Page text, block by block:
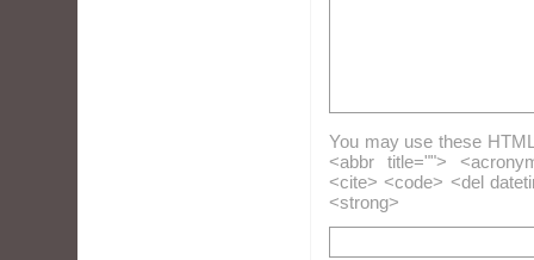
You may use these
<abbr title="">
<cite> <code> <del
<strong>